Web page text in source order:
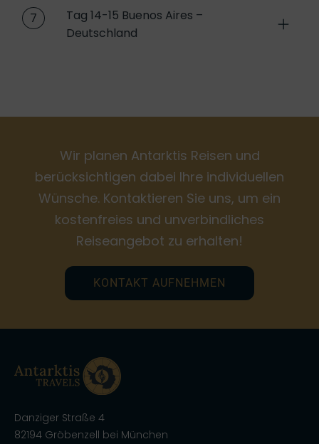
7
Tag 14-15 Buenos Aires –
Deutschland
Wir planen Antarktis Reisen und
berücksichtigen dabei Ihre individuellen
Wünsche. Kontaktieren Sie uns, um ein
kostenfreies und unverbindliches
Reiseangebot zu erhalten!
KONTAKT AUFNEHMEN
Danziger Straße 4
82194 Gröbenzell bei München